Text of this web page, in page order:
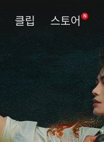
클립 스토어 N